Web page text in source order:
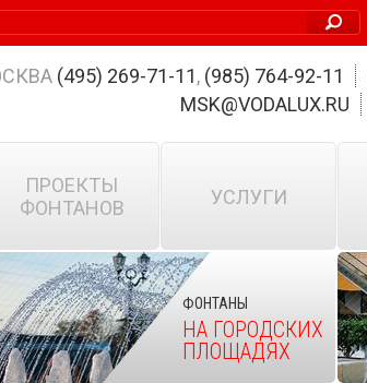
(495) 269-71-11, (985) 764-92-11
MSK@VODALUX.RU
ПРОЕКТЫ
ФОНТАНОВ
УСЛУГИ
ФОНТАНЫ
НА ГОРОДСКИХ
ПЛОЩАДЯХ